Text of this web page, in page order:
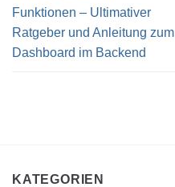
Funktionen – Ultimativer
Ratgeber und Anleitung zum
Dashboard im Backend
KATEGORIEN